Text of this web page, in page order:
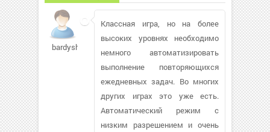
bardysh777
Классная игра, но на более
высоких уровнях необходимо
немного автоматизировать
выполнение повторяющихся
ежедневных задач. Во многих
других играх это уже есть.
Автоматический режим с
низким разрешением и очень